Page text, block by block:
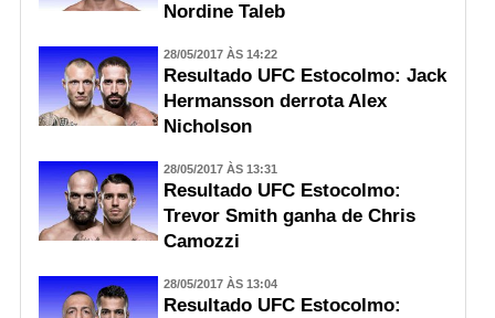
Nordine Taleb
28/05/2017 ÀS 14:22
Resultado UFC Estocolmo: Jack
Hermansson derrota Alex
Nicholson
28/05/2017 ÀS 13:31
Resultado UFC Estocolmo:
Trevor Smith ganha de Chris
Camozzi
28/05/2017 ÀS 13:04
Resultado UFC Estocolmo: